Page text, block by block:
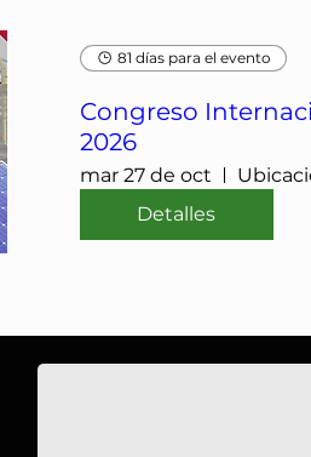
81 días para el evento
Congreso
2026
mar 27 de oct
Detalles
El IMP y la Universidad